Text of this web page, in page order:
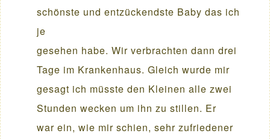
schönste und entzückendste Baby das ich
je
gesehen habe. Wir verbrachten dann drei
Tage im Krankenhaus. Gleich wurde mir
gesagt ich müsste den Kleinen alle zwei
Stunden wecken um ihn zu stillen. Er
war ein, wie mir schien, sehr zufriedener